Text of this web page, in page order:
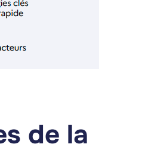
de la